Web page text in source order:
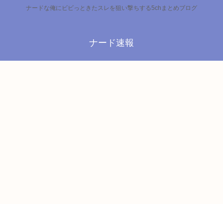
ナードな俺にビビっときたスレを狙い撃ちする5chまとめブログ
ナード速報